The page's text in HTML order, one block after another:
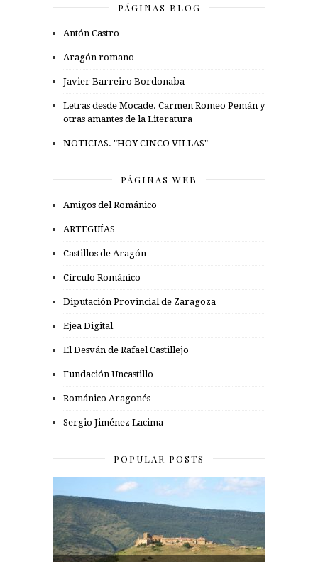
PÁGINAS BLOG
Antón Castro
Aragón romano
Javier Barreiro Bordonaba
Letras desde Mocade. Carmen Romeo Pemán y
otras amantes de la Literatura
NOTICIAS. "HOY CINCO VILLAS"
PÁGINAS WEB
Amigos del Románico
ARTEGUÍAS
Castillos de Aragón
Círculo Románico
Diputación Provincial de Zaragoza
Ejea Digital
El Desván de Rafael Castillejo
Fundación Uncastillo
Románico Aragonés
Sergio Jiménez Lacima
POPULAR POSTS